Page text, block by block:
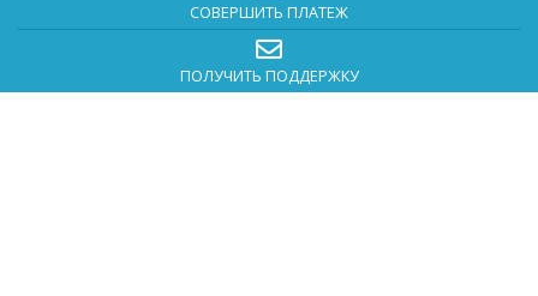
СОВЕРШИТЬ ПЛАТЕЖ
ПОЛУЧИТЬ ПОДДЕРЖКУ